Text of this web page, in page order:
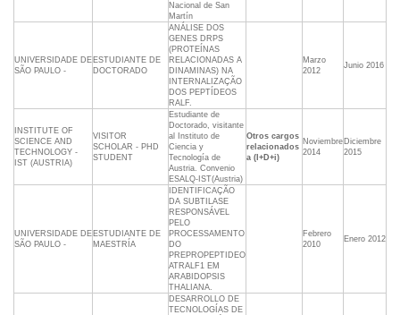
Nacional de San
Martín
UNIVERSIDADE DE
SÃO PAULO -
ESTUDIANTE DE
DOCTORADO
ANÁLISE DOS
GENES DRPS
(PROTEÍNAS
RELACIONADAS A
DINAMINAS) NA
INTERNALIZAÇÃO
DOS PEPTÍDEOS
RALF.
Marzo
2012
Junio 2016
INSTITUTE OF
SCIENCE AND
TECHNOLOGY -
IST (AUSTRIA)
VISITOR
SCHOLAR - PHD
STUDENT
Estudiante de
Doctorado, visitante
al Instituto de
Ciencia y
Tecnología de
Austria. Convenio
ESALQ-IST(Austria)
Otros cargos
relacionados
a (I+D+i)
Noviembre
2014
Diciembre
2015
UNIVERSIDADE DE
SÃO PAULO -
ESTUDIANTE DE
MAESTRÍA
IDENTIFICAÇÃO
DA SUBTILASE
RESPONSÁVEL
PELO
PROCESSAMENTO
DO
PREPROPEPTIDEO
ATRALF1 EM
ARABIDOPSIS
THALIANA.
Febrero
2010
Enero 2012
DESARROLLO DE
TECNOLOGÍAS DE